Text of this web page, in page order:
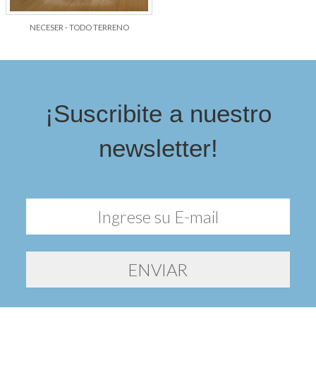
NECESER - TODO TERRENO
¡Suscribite a nuestro
newsletter!